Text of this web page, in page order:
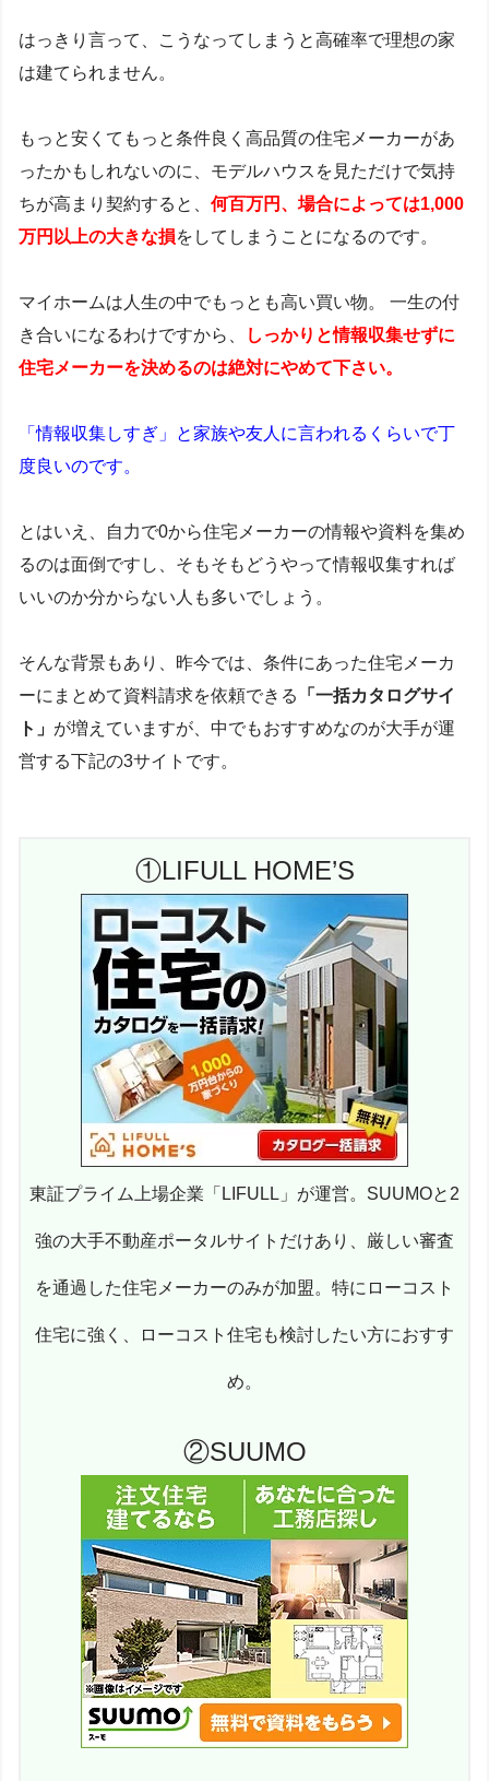
はっきり言って、こうなってしまうと高確率で理想の家
は建てられません。
もっと安くてもっと条件良く高品質の住宅メーカーがあ
ったかもしれないのに、モデルハウスを見ただけで気持
ちが高まり契約すると、 何百万円、場合によっては1,000
万円以上の大きな損をしてしまうことになるのです。
マイホームは人生の中でもっとも高い買い物。 一生の付
き合いになるわけですから、
しっかりと情報収集せずに
住宅メーカーを決めるのは絶対にやめて下さい。
「情報収集しすぎ」と家族や友人に言われるくらいで丁
度良いのです。
とはいえ、自力で0から住宅メーカーの情報や資料を集め
るのは面倒ですし、そもそもどうやって情報収集すれば
いいのか分からない人も多いでしょう。
そんな背景もあり、昨今では、条件にあった住宅メーカ
ーにまとめて資料請求を依頼できる
「一括カタログサイ
ト」 が増えていますが、中でもおすすめなのが大手が運
営する下記の3サイトです。
①LIFULL HOME’S
東証プライム上場企業「LIFULL」が運営。SUUMOと2
強の大手不動産ポータルサイトだけあり、厳しい審査
を通過した住宅メーカーのみが加盟。特にローコスト
住宅に強く、ローコスト住宅も検討したい方におすす
め。
②SUUMO